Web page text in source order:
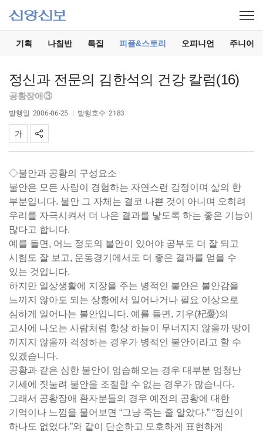
기획 나침반 특집 피플&스토리 오피니언 주니어
정신과 전문의 김한석의 건강 칼럼(16)
공황장애③
발행일 2006-06-25 발행호수 2183
◇불안과 공황의 구성요소
불안은 모든 사람이 경험하는 자연스런 감정이며 삶의 한
부분입니다. 불안 그 자체는 결코 나쁜 것이 아니며 오히려
우리를 자극시켜서 더 나은 결과를 낳도록 하는 좋은 기능이
많다고 합니다.
예를 들면, 어느 정도의 불안이 있어야 공부도 더 잘 되고
시험도 잘 보고, 운동경기에서도 더 좋은 결과를 얻을 수
있는 것입니다.
하지만 일상생활에 지장을 주는 병적인 불안은 불안감을
느끼지 않아도 되는 상황에서 일어나거나 필요 이상으로
심하게 일어나는 불안입니다. 예를 들면, 기우(杞憂)의
고사에 나오는 사람처럼 항상 하늘이 무너지지 않을까 땅이
꺼지지 않을까 걱정하는 경우가 병적인 불안이라고 할 수
있겠습니다.
공황과 같은 심한 불안이 엄습해오는 경우 대부분 엄청난
기세에 짓눌려 불안을 조절할 수 없는 경우가 많습니다.
그래서 공황장애 환자분들의 경우 예전의 공황에 대한
기억이나 느낌을 물어보면 “그냥 죽는 줄 알았다.” “정신이
하나도 없었다.”와 같이 단순하고 모호하게 표현하게